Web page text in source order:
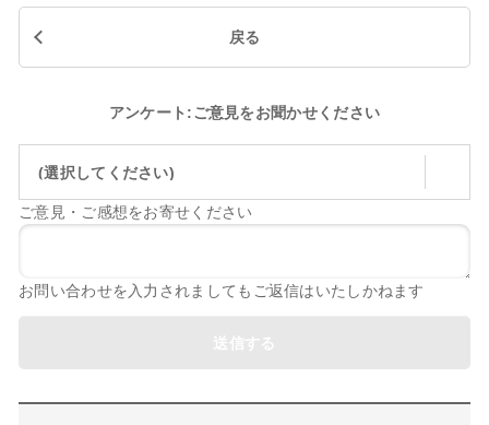
戻る
アンケート:ご意見をお聞かせください
(選択してください)
ご意見・ご感想をお寄せください
お問い合わせを入力されましてもご返信はいたしかねます